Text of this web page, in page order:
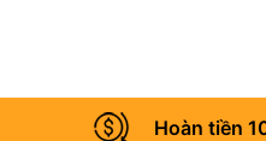
Hoàn tiền